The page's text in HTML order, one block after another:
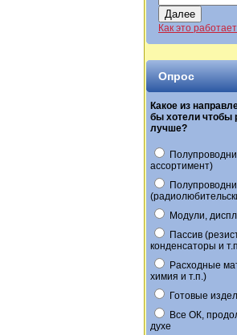
Далее
Как это
Опрос
Какое из
бы хотели чтобы
лучше?
ассортимент)
Модули,
Пассив
конденсаторы и
Расходные
химия и т.п.)
Готовые
Все ОК,
духе